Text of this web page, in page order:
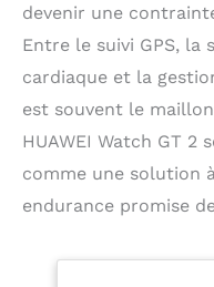
devenir une
Entre le suivi GPS, la
cardiaque et la
est souvent le
HUAWEI Watch GT 2
comme une solution
endurance promise